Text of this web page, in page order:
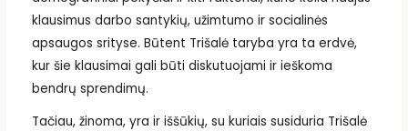
klausimus darbo santykių, užimtumo ir socialinės
apsaugos srityse. Būtent Trišalė taryba yra ta erdvė,
kur šie klausimai gali būti diskutuojami ir ieškoma
bendrų sprendimų.
Tačiau, žinoma, yra ir iššūkių, su kuriais susiduria Trišalė